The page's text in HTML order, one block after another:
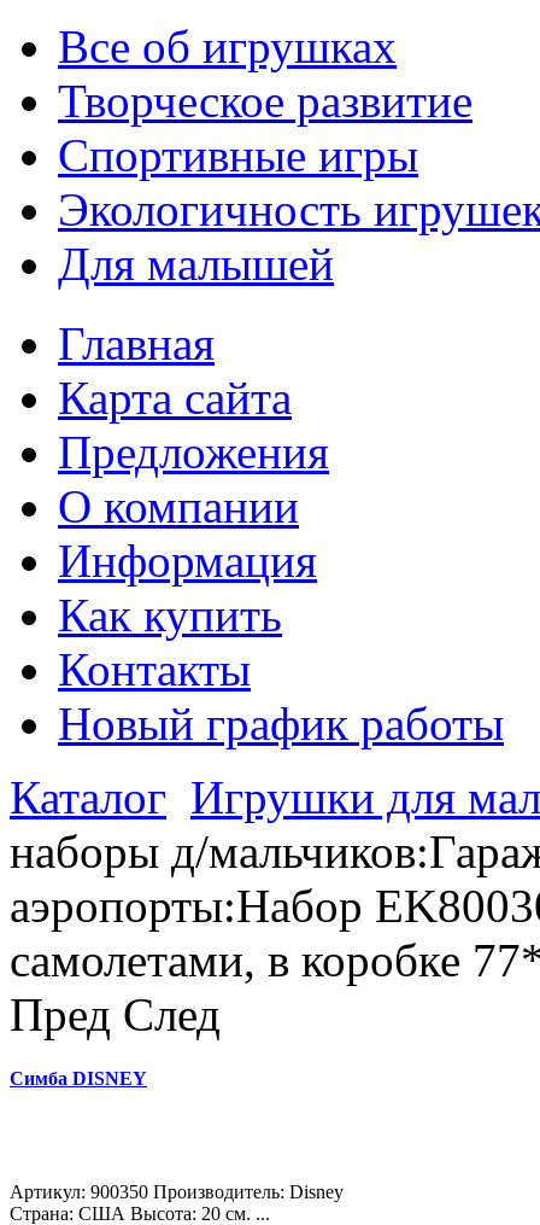
Все об игрушках
Творческое развитие
Спортивные игры
Экологичность
Для малышей
Главная
Карта сайта
Предложения
О компании
Информация
Как купить
Контакты
Новый график работы
Каталог Игрушки для
наборы д/
аэропорты:Набор
самолетами, в коробке
Пред След
Симба DISNEY
Артикул: 900350 Производитель: Disney
Страна: США Высота: 20 см. ...